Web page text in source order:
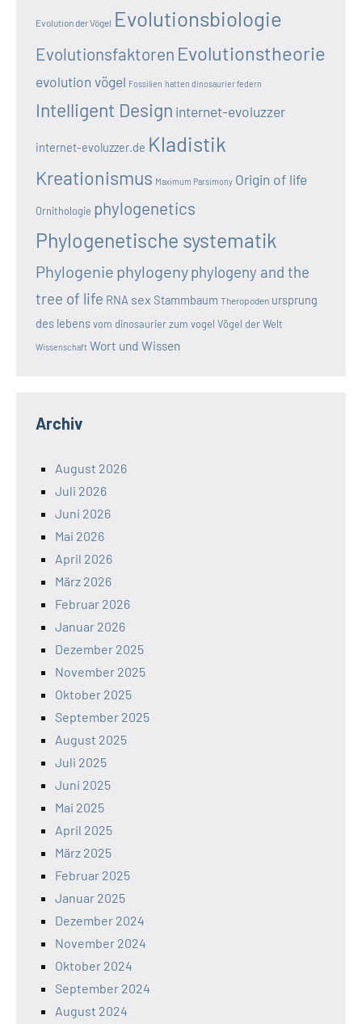
Evolution der Vögel Evolutionsbiologie
Evolutionsfaktoren Evolutionstheorie
evolution vögel Fossilien hatten dinosaurier federn
Intelligent Design internet-evoluzzer
internet-evoluzzer.de Kladistik
Kreationismus Maximum Parsimony Origin of life
Ornithologie phylogenetics
Phylogenetische systematik
Phylogenie phylogenyphylogeny and the
tree of life RNA sex Stammbaum Theropoden ursprung
des lebensvom dinosaurier zum vogel Vögel der Welt
Wissenschaft Wort und Wissen
Archiv
August 2026
Juli 2026
Juni 2026
Mai 2026
April 2026
März 2026
Februar 2026
Januar 2026
Dezember 2025
November 2025
Oktober 2025
September 2025
August 2025
Juli 2025
Juni 2025
Mai 2025
April 2025
März 2025
Februar 2025
Januar 2025
Dezember 2024
November 2024
Oktober 2024
September 2024
August 2024